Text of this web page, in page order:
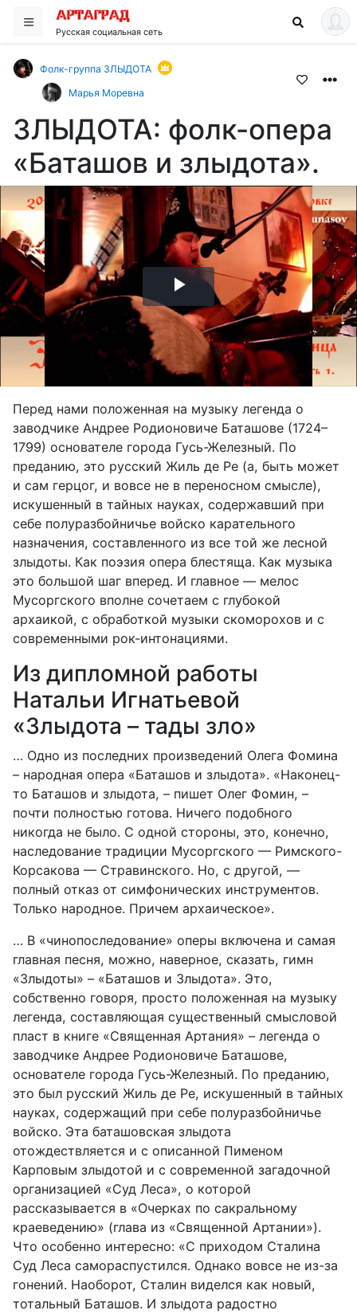
Русская социальная сеть
Фолк-группа ЗЛЫДОТА
Марья Моревна
ЗЛЫДОТА: фолк-опера
«Баташов и злыдота».
Воспроизвести
видео
Перед нами положенная на музыку легенда о
заводчике Андрее Родионовиче Баташове (1724–
1799) основателе города Гусь-Железный. По
преданию, это русский Жиль де Ре (а, быть может
и сам герцог, и вовсе не в переносном смысле),
искушенный в тайных науках, содержавший при
себе полуразбойничье войско карательного
назначения, составленного из все той же лесной
злыдоты. Как поэзия опера блестяща. Как музыка
это большой шаг вперед. И главное — мелос
Мусоргского вполне сочетаем с глубокой
архаикой, с обработкой музыки скоморохов и с
современными рок-интонациями.
Из дипломной работы
Натальи Игнатьевой
«Злыдота – тады зло»
… Одно из последних произведений Олега Фомина
– народная опера «Баташов и злыдота». «Наконец-
то Баташов и злыдота, – пишет Олег Фомин, –
почти полностью готова. Ничего подобного
никогда не было. С одной стороны, это, конечно,
наследование традиции Мусоргского — Римского-
Корсакова — Стравинского. Но, с другой, —
полный отказ от симфонических инструментов.
Только народное. Причем архаическое».
… В «чинопоследование» оперы включена и самая
главная песня, можно, наверное, сказать, гимн
«Злыдоты» – «Баташов и Злыдота». Это,
собственно говоря, просто положенная на музыку
легенда, составляющая существенный смысловой
пласт в книге «Священная Артания» – легенда о
заводчике Андрее Родионовиче Баташове,
основателе города Гусь-Железный. По преданию,
это был русский Жиль де Ре, искушенный в тайных
науках, содержащий при себе полуразбойничье
войско. Эта баташовская злыдота
отождествляется и с описанной Пименом
Карповым злыдотой и с современной загадочной
организацией «Суд Леса», о которой
рассказывается в «Очерках по сакральному
краеведению» (глава из «Священной Артании»).
Что особенно интересно: «С приходом Сталина
Суд Леса самораспустился. Однако вовсе не из-за
гонений. Наоборот, Сталин виделся как новый,
тотальный Баташов. И злыдота радостно